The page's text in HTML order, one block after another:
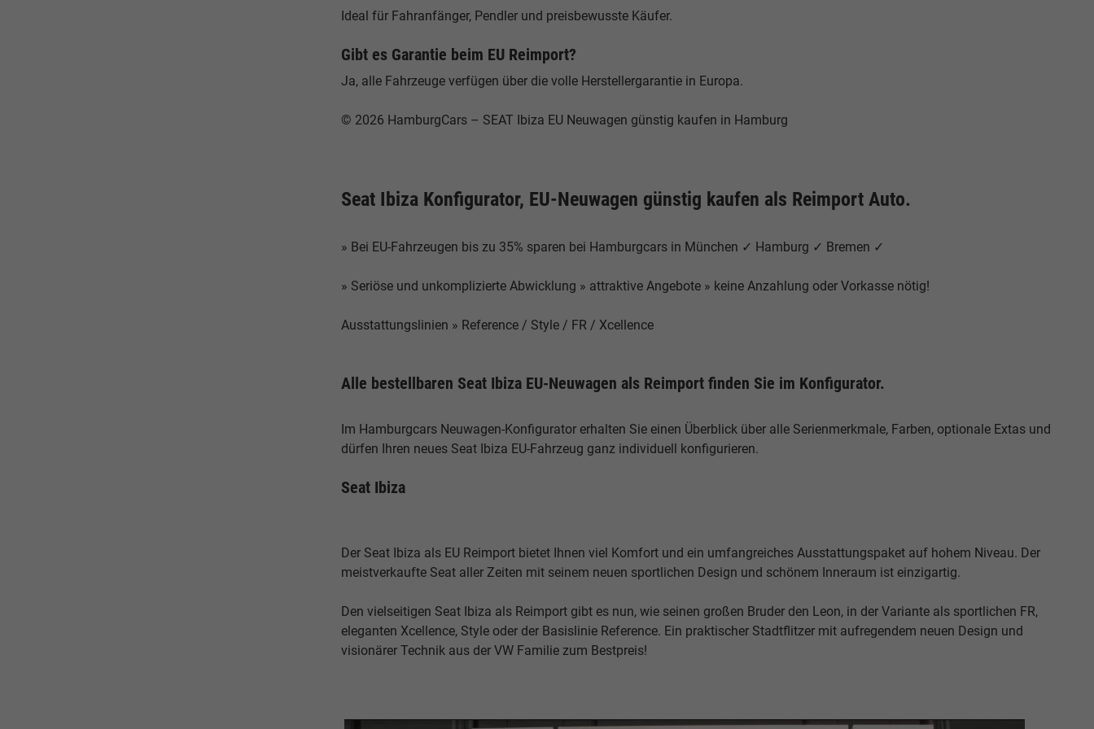
Ideal für Fahranfänger, Pendler und preisbewusste Käufer.
Gibt es Garantie beim EU Reimport?
Ja, alle Fahrzeuge verfügen über die volle Herstellergarantie in Europa.
© 2026 HamburgCars – SEAT Ibiza EU Neuwagen günstig kaufen in Hamburg
Seat Ibiza Konfigurator, EU-Neuwagen günstig kaufen als Reimport Auto.
» Bei EU-Fahrzeugen bis zu 35% sparen bei Hamburgcars in München ✓ Hamburg ✓ Bremen ✓
» Seriöse und unkomplizierte Abwicklung » attraktive Angebote » keine Anzahlung oder Vorkasse nötig!
Ausstattungslinien » Reference / Style / FR / Xcellence
Alle bestellbaren Seat Ibiza EU-Neuwagen als Reimport finden Sie im Konfigurator.
Im Hamburgcars Neuwagen-Konfigurator erhalten Sie einen Überblick über alle Serienmerkmale, Farben, optionale Extas und
dürfen Ihren neues Seat Ibiza EU-Fahrzeug ganz individuell konfigurieren.
Seat Ibiza
Der Seat Ibiza als EU Reimport bietet Ihnen viel Komfort und ein umfangreiches Ausstattungspaket auf hohem Niveau. Der
meistverkaufte Seat aller Zeiten mit seinem neuen sportlichen Design und schönem Inneraum ist einzigartig.
Den vielseitigen Seat Ibiza als Reimport gibt es nun, wie seinen großen Bruder den Leon, in der Variante als sportlichen FR,
eleganten Xcellence, Style oder der Basislinie Reference. Ein praktischer Stadtflitzer mit aufregendem neuen Design und
visionärer Technik aus der VW Familie zum Bestpreis!